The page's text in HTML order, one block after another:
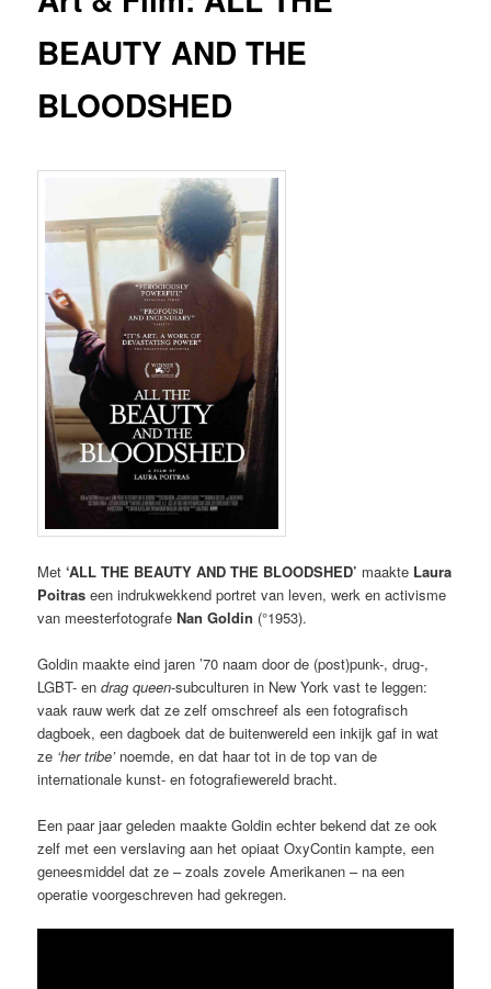
BEAUTY AND THE
BLOODSHED
Met‘ALL THE BEAUTY AND THE BLOODSHED’ maakte Laura
Poitras een indrukwekkend portret van leven, werk en activisme
van meesterfotografeNan Goldin (°1953).
Goldin maakte eind jaren ’70 naam door de (post)punk-, drug-,
LGBT- endrag queen-subculturen in New York vast te leggen:
vaak rauw werk dat ze zelf omschreef als een fotografisch
dagboek, een dagboek dat de buitenwereld een inkijk gaf in wat
ze ‘her tribe’noemde, en dat haar tot in de top van de
internationale kunst- en fotografiewereld bracht.
Een paar jaar geleden maakte Goldin echter bekend dat ze ook
zelf met een verslaving aan het opiaat OxyContin kampte, een
geneesmiddel dat ze – zoals zovele Amerikanen – na een
operatie voorgeschreven had gekregen.